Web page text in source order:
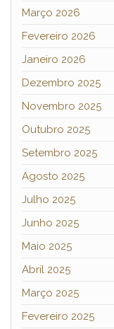
Março 2026
Fevereiro 2026
Janeiro 2026
Dezembro 2025
Novembro 2025
Outubro 2025
Setembro 2025
Agosto 2025
Julho 2025
Junho 2025
Maio 2025
Abril 2025
Março 2025
Fevereiro 2025